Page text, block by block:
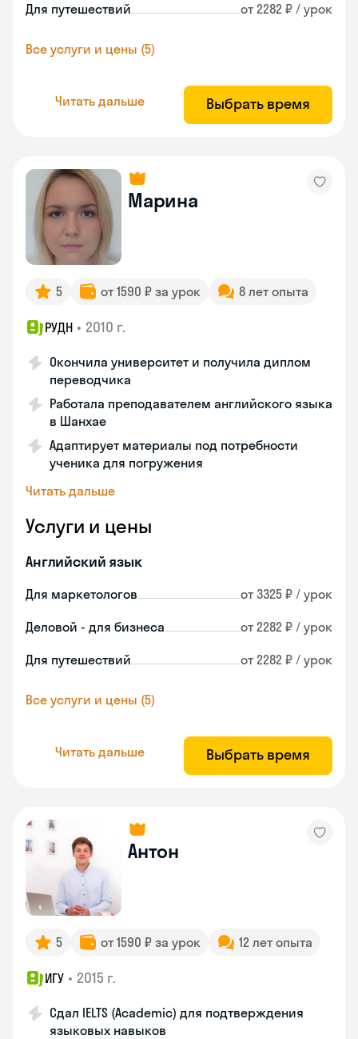
Для путешествий от 2282 ₽ / урок
Все услуги и цены (5)
Читать дальше Выбрать время
Марина
5 от 1590 ₽ за урок 8 лет опыта
РУДН • 2010 г.
Окончила университет и получила диплом
переводчика
Работала преподавателем английского языка
в Шанхае
Адаптирует материалы под потребности
ученика для погружения
Читать дальше
Услуги и цены
Английский язык
Для маркетологов от 3325 ₽ / урок
Деловой - для бизнеса от 2282 ₽ / урок
Для путешествий от 2282 ₽ / урок
Все услуги и цены (5)
Читать дальше Выбрать время
Антон
5 от 1590 ₽ за урок 12 лет опыта
ИГУ • 2015 г.
Сдал IELTS (Academic) для подтверждения
языковых навыков